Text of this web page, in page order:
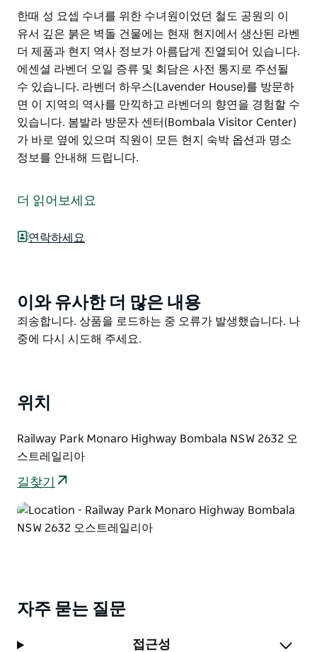
한때 성 요셉 수녀를 위한 수녀원이었던 철도 공원의 이
유서 깊은 붉은 벽돌 건물에는 현재 현지에서 생산된 라벤
더 제품과 현지 역사 정보가 아름답게 진열되어 있습니다.
에센셜 라벤더 오일 증류 및 회담은 사전 통지로 주선될
수 있습니다. 라벤더 하우스(Lavender House)를 방문하
면 이 지역의 역사를 만끽하고 라벤더의 향연을 경험할 수
있습니다. 봄발라 방문자 센터(Bombala Visitor Center)
가 바로 옆에 있으며 직원이 모든 현지 숙박 옵션과 명소
정보를 안내해 드립니다.
유서 깊은 붉은 벽돌 건물에는 현재 현지에서 생산된 라벤
에센셜 라벤더 오일 증류 및 회담은 사전 통지로 주선될
역사를 만끽하고 라벤더의 향연을 경험할 수 있습니다.
봄발라 방문자 센터(Bombala Visitor Center)가 바로 옆
에 있으며 직원이 모든 현지 숙박 옵션과 명소 정보를 안
더 읽어보세요
연락하세요
Product
List
이와 유사한 더 많은 내용
Product
List
죄송합니다. 상품을 로드하는 중 오류가 발생했습니다. 나
중에 다시 시도해 주세요.
위치
Railway Park Monaro Highway Bombala NSW 2632 오
스트레일리아
길찾기
자주 묻는 질문
접근성